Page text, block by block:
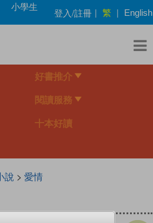
小學生
登入/註冊 | 繁 | English
好書推介
閱讀服務
十本好讀
說 > 愛情